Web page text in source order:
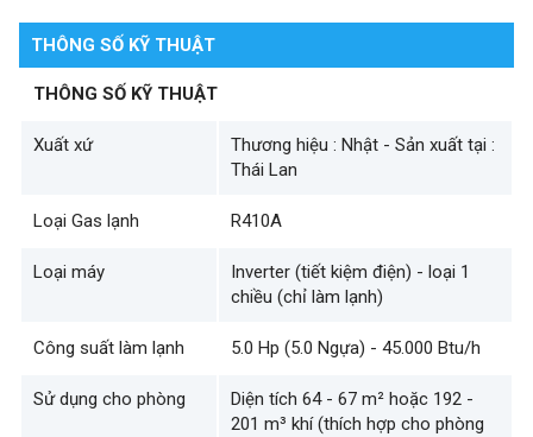
THÔNG SỐ KỸ THUẬT
THÔNG SỐ KỸ THUẬT
Xuất xứ
Thương hiệu : Nhật - Sản xuất tại :
Thái Lan
Loại Gas lạnh R410A
Loại máy
Inverter (tiết kiệm điện) - loại 1
chiều (chỉ làm lạnh)
Công suất làm lạnh 5.0 Hp (5.0 Ngựa) - 45.000 Btu/h
Sử dụng cho phòng
Diện tích 64 - 67 m² hoặc 192 -
201 m³ khí (thích hợp cho phòng